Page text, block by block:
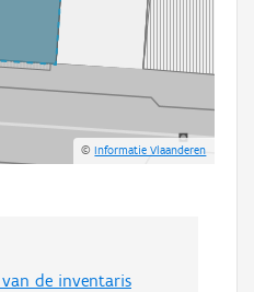
©Informatie Vlaanderen
de inventaris